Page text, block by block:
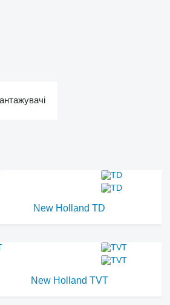
New Holland TD
New Holland TVT